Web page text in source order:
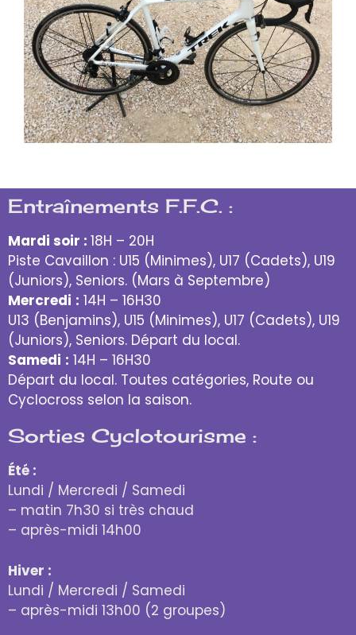
Entraînements F.F.C. :
Mardi soir : 18H – 20H
Piste Cavaillon : U15 (Minimes), U17 (Cadets), U19
(Juniors), Seniors. (Mars à Septembre)
Mercredi : 14H – 16H30
U13 (Benjamins), U15 (Minimes), U17 (Cadets), U19
(Juniors), Seniors. Départ du local.
Samedi : 14H – 16H30
Départ du local. Toutes catégories, Route ou
Cyclocross selon la saison.
Sorties Cyclotourisme :
Été :
Lundi / Mercredi / Samedi
– matin 7h30 si très chaud
– après-midi 14h00
Hiver :
Lundi / Mercredi / Samedi
– après-midi 13h00 (2 groupes)